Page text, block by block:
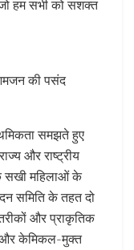
जो हम सभी को सशक्त
आमजन की पसंद
समझते हुए
और राष्ट्रीय
सखी महिलाओं के
समिति के तहत दो
और प्राकृतिक
और केमिकल-मुक्त